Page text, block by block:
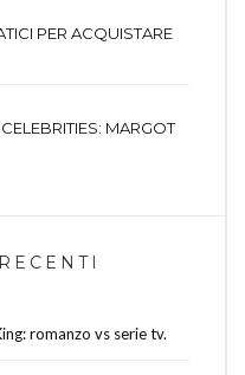
PER ACQUISTARE
MARGOT
romanzo vs serie tv.